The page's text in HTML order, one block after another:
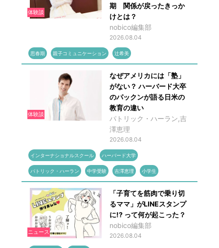
体験談
期 関係が戻ったきっか
けとは？
nobico編集部
2026.08.04
思春期 親子コミュニケーション 辻希美
体験談
なぜアメリカには「塾」
がない？ ハーバード大卒
のパックンが語る日米の
教育の違い
パトリック・ハーラン,吉
澤恵理
2026.08.04
インターナショナルスクール ハーバード大学
パトリック・ハーラン 中学受験 吉澤恵理 小学生
ニュース
「子育てを筋肉で乗り切
るママ」がLINEスタンプ
に!? って何が起こった？
nobico編集部
2026.08.04